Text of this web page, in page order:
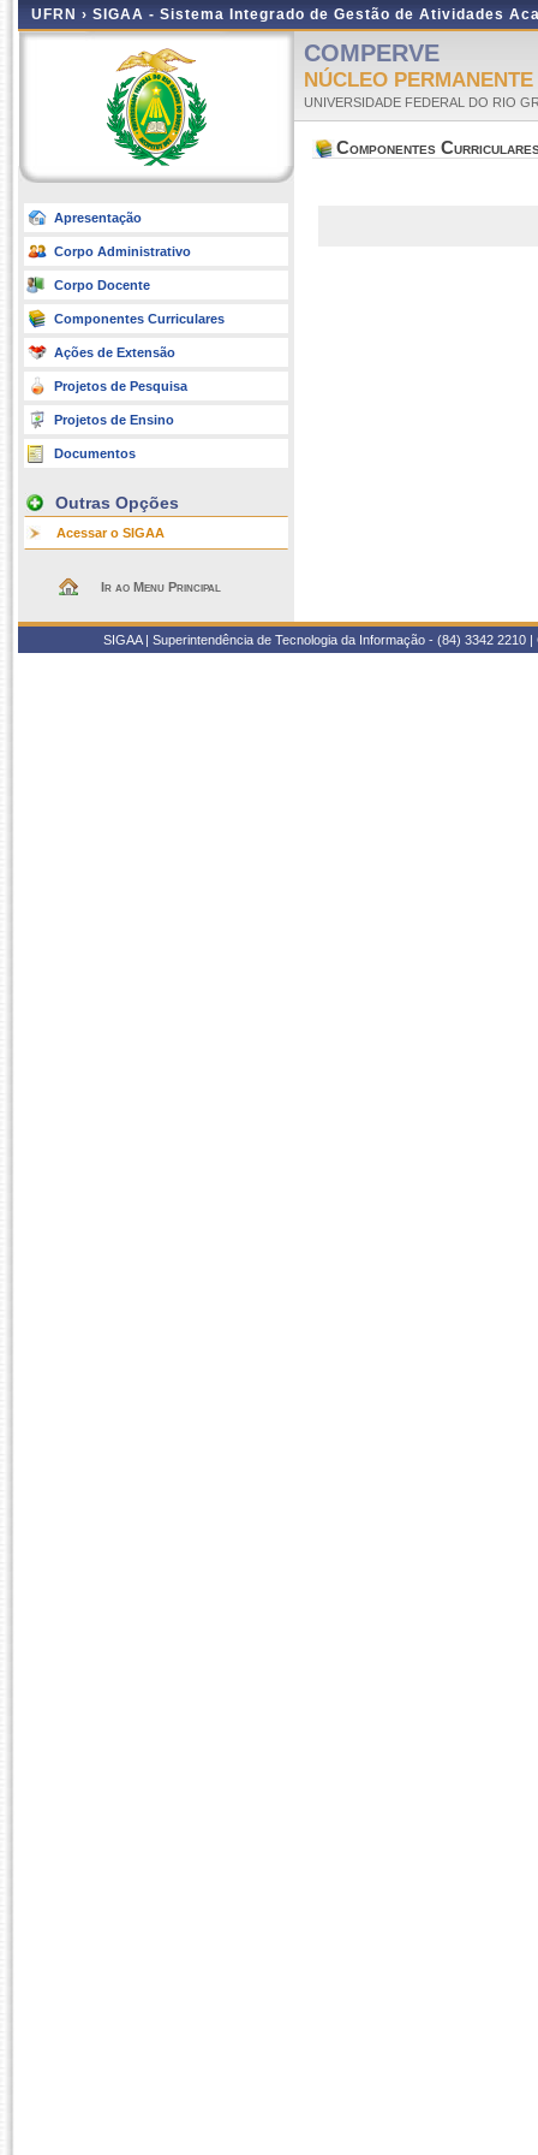
UFRN › SIGAA - Sistema Integrado de Gestão de Atividades
Apresentação
Corpo Administrativo
Corpo Docente
Componentes Curriculares
Ações de Extensão
Projetos de Pesquisa
Projetos de Ensino
Documentos
Outras Opções
Acessar o SIGAA
Ir ao Menu Principal
COMPERVE
NÚCLEO
UNIVERSIDADE FEDERAL DO RIO
Componentes
SIGAA | Superintendência de Tecnologia da Informação - (84) 3342